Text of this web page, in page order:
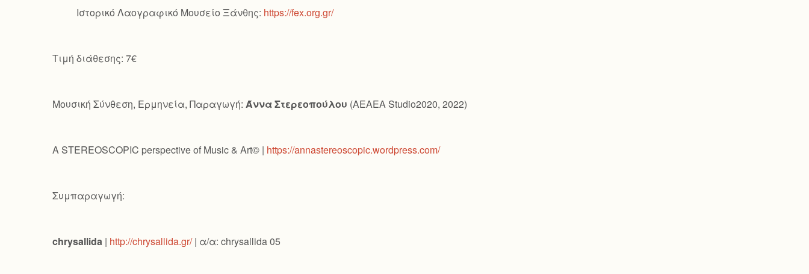
Ιστορικό Λαογραφικό Μουσείο Ξάνθης: https://fex.org.gr/
Τιμή διάθεσης: 7€
Μουσική Σύνθεση, Ερμηνεία, Παραγωγή: Άννα Στερεοπούλου (AEAEA Studio2020, 2022)
A STEREOSCOPIC perspective of Music & Art© | https://annastereoscopic.wordpress.com/
Συμπαραγωγή:
chrysallida | http://chrysallida.gr/| α/α: chrysallida 05